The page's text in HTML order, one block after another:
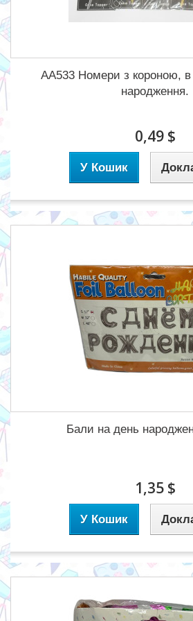
AA533 Номери з короною, в
народження.
0,49 $
У Кошик
Бали на день
1,35 $
У Кошик